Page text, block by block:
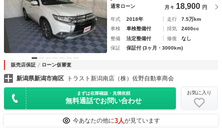
通常ローン 月々 18,900 円
年式 2018年 走行
7.5万km
車検
車検整備付 排気
2400cc
整備
法定整備付 修復
なし
保証
保証付 (3ヶ月・3000km)
販売店保証 ローン仮審査
新潟県新潟市南区 トラスト新潟南店（株）佐野自動車商会
まずは在庫確認・見積依頼
無料通話でお問い合わせ
お気に入り
今あなたの他に3人が見ています